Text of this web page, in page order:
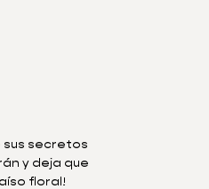
sus secretos
y deja que
floral!